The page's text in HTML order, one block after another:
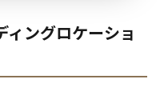
ングロケーショ